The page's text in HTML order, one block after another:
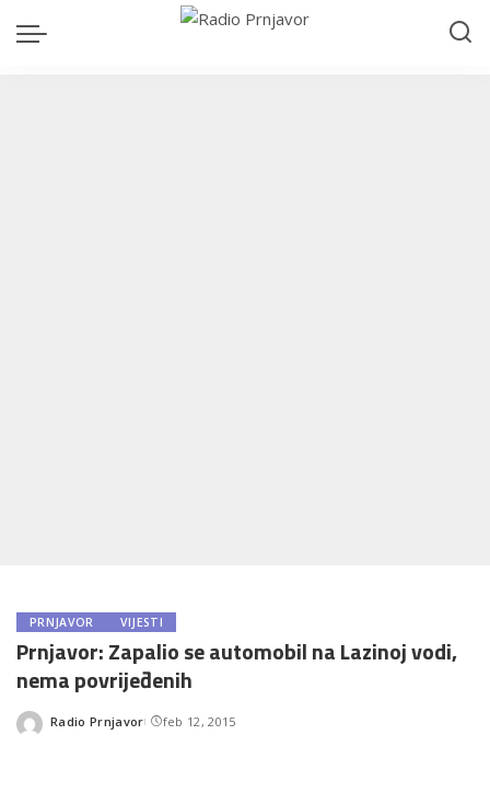
PRNJAVOR VIJESTI
Prnjavor: Zapalio se automobil na Lazinoj vodi,
nema povrijeđenih
Posted
Radio Prnjavor feb 12, 2015